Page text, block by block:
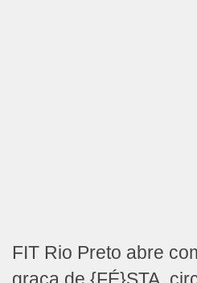
FIT Rio Preto abre